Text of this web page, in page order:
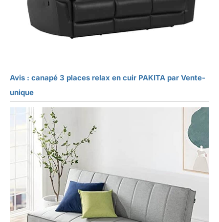
Avis : canapé 3 places relax en cuir PAKITA par Vente-
unique